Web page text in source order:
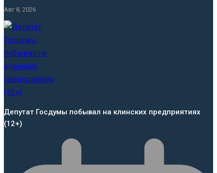
Авг 8, 2026
Депутат Госдумы побывал на клинских предприятиях
(12+)